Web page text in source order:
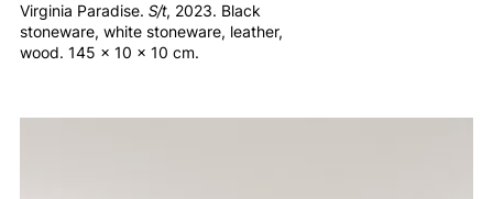
Virginia Paradise. S/t, 2023. Black
stoneware, white stoneware, leather,
wood. 145 x 10 x 10 cm.